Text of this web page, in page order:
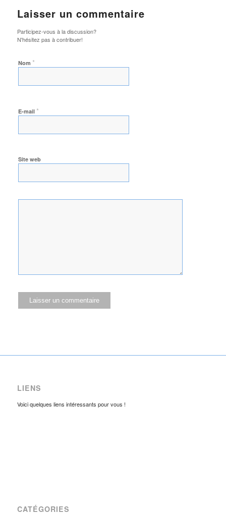
Laisser un commentaire
Participez-vous à la discussion?
N'hésitez pas à contribuer!
Nom *
E-mail *
Site web
LIENS
Voici quelques liens intéressants pour vous !
CATÉGORIES